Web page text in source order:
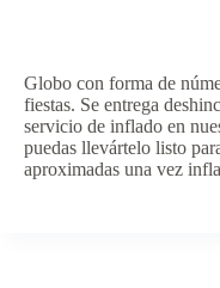
Globo con forma de
fiestas. Se entrega
servicio de inflado en
puedas llevártelo listo
aproximadas una vez